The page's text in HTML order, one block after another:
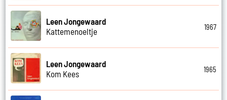
Leen Jongewaard
Kattemenoeltje
1967
Leen Jongewaard
Kom Kees
1965